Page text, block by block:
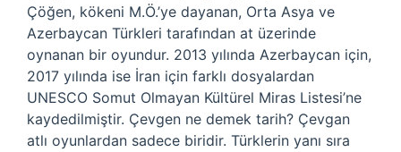
Çöğen, kökeni M.Ö.’ye dayanan, Orta Asya ve
Azerbaycan Türkleri tarafından at üzerinde
oynanan bir oyundur. 2013 yılında Azerbaycan için,
2017 yılında ise İran için farklı dosyalardan
UNESCO Somut Olmayan Kültürel Miras Listesi’ne
kaydedilmiştir. Çevgen ne demek tarih? Çevgan
atlı oyunlardan sadece biridir. Türklerin yanı sıra